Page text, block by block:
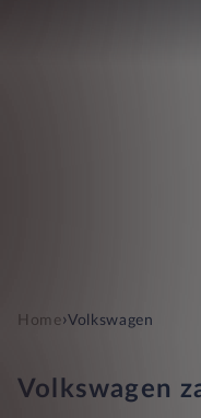
Home›Volkswagen
Volkswagen